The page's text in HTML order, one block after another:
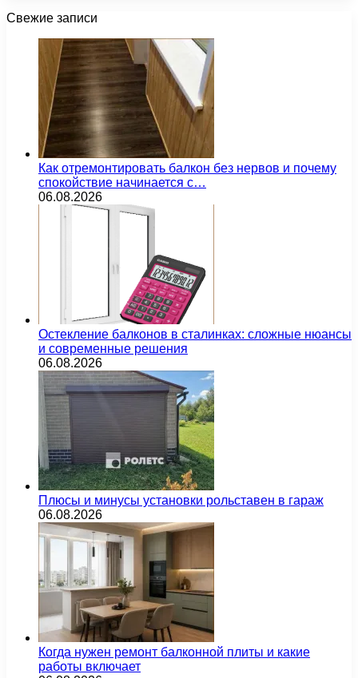
Свежие записи
Как отремонтировать балкон без нервов и почему
спокойствие начинается с…
06.08.2026
Остекление балконов в сталинках: сложные нюансы
и современные решения
06.08.2026
Плюсы и минусы установки рольставен в гараж
06.08.2026
Когда нужен ремонт балконной плиты и какие
работы включает